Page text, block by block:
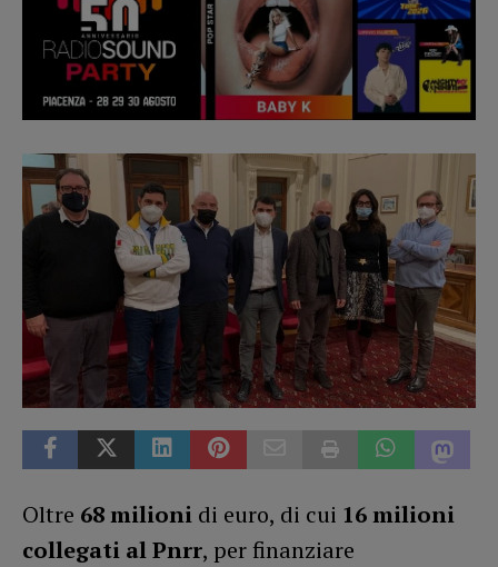
Oltre 68 milioni di euro, di cui 16 milioni
collegati al Pnrr, per finanziare